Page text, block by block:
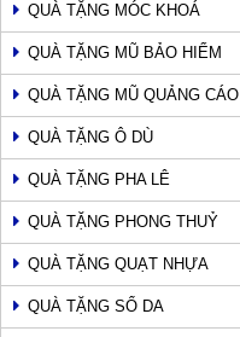
QUÀ TẶNG MÓC KHOÁ
QUÀ TẶNG MŨ BẢO HIỂM
QUÀ TẶNG MŨ QUẢNG CÁO
QUÀ TẶNG Ô DÙ
QUÀ TẶNG PHA LÊ
QUÀ TẶNG PHONG THUỶ
QUÀ TẶNG QUẠT NHỰA
QUÀ TẶNG SỔ DA